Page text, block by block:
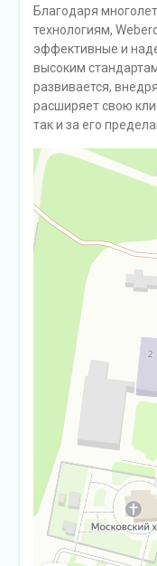
Благодаря
технологиям,
эффективные и
высоким
развивается,
расширяет свою
так и за его